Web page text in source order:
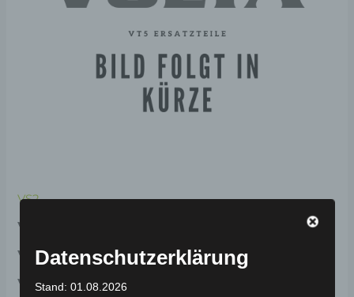
VS2
VS2
VORDERRADKOTFLÜGEL
VORDERES TEIL-WEISS
Datenschutzerklärung
Stand: 01.08.2026